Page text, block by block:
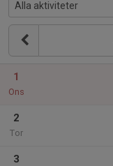
1
Ons
2
Tor
3